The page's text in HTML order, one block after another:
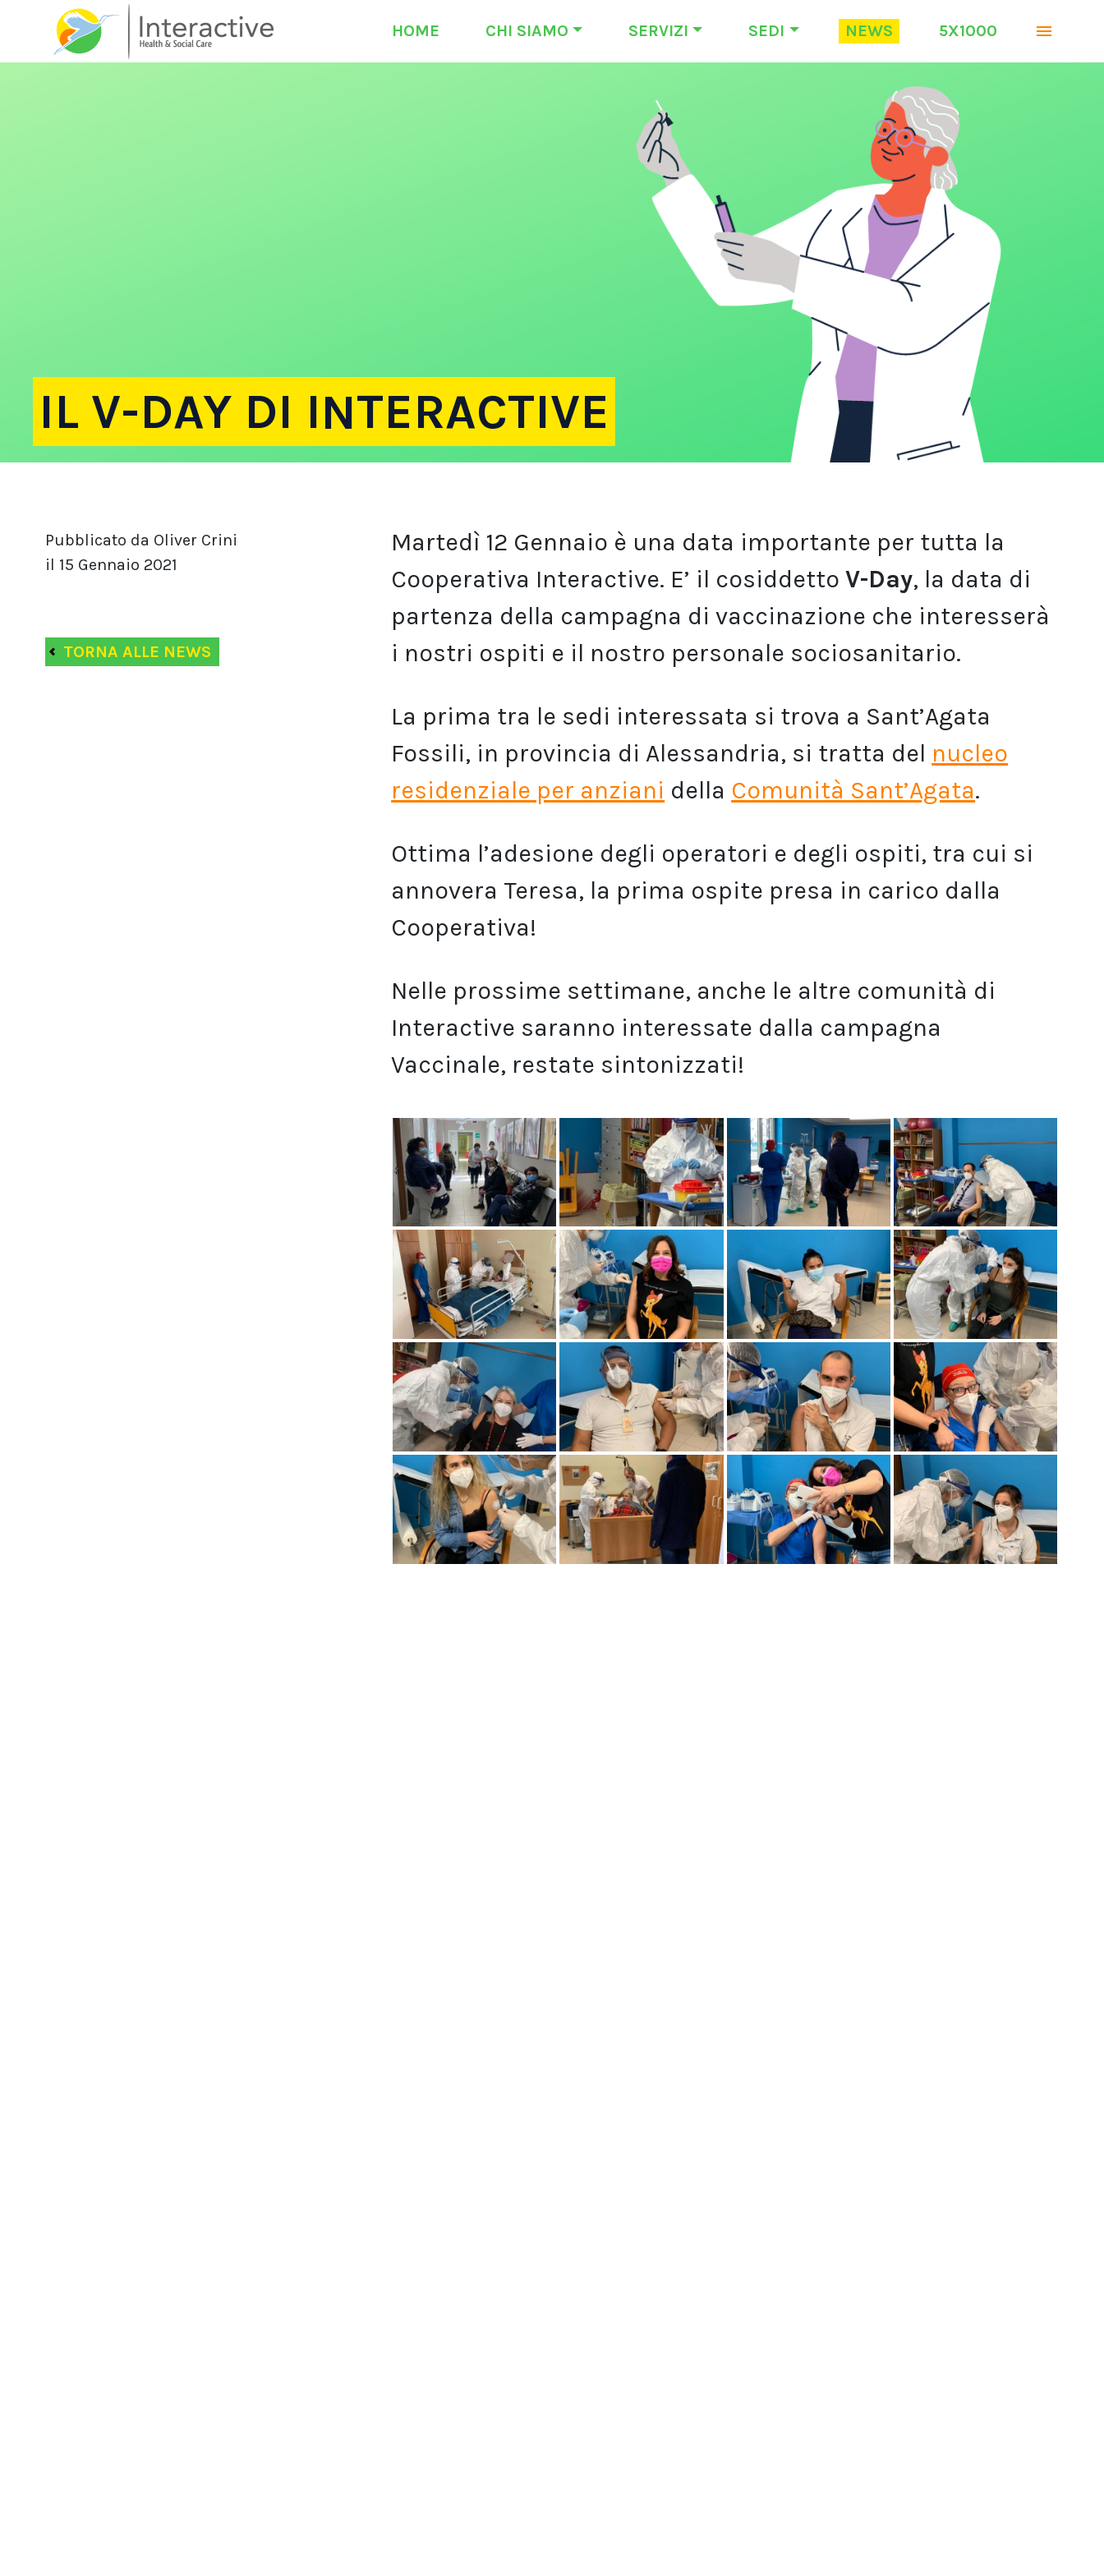
HOME CHI SIAMO SERVIZI SEDI NEWS 5X1000
IL V-DAY DI INTERACTIVE
Pubblicato da Oliver Crini
il 15 Gennaio 2021
TORNA ALLE NEWS
Martedì 12 Gennaio è una data importante per tutta la
Cooperativa Interactive. E’ il cosiddettoV-Day, la data di
partenza della campagna di vaccinazione che interesserà
i nostri ospiti e il nostro personale sociosanitario.
La prima tra le sedi interessata si trova a Sant’Agata
Fossili, in provincia di Alessandria, si tratta del nucleo
residenziale per anziani della Comunità Sant’Agata.
Ottima l’adesione degli operatori e degli ospiti, tra cui si
annovera Teresa, la prima ospite presa in carico dalla
Cooperativa!
Nelle prossime settimane, anche le altre comunità di
Interactive saranno interessate dalla campagna
Vaccinale, restate sintonizzati!